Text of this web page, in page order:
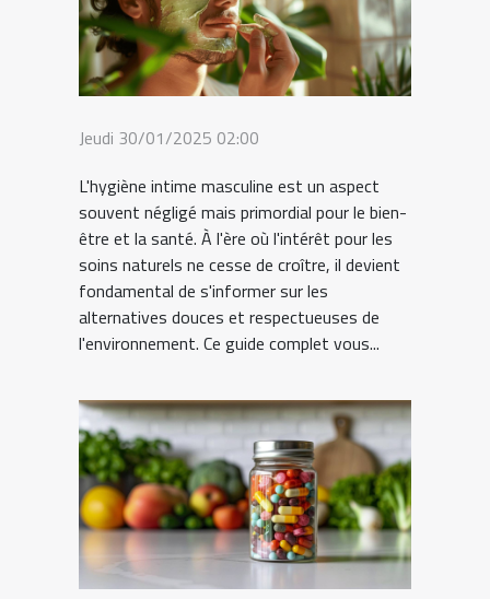
Jeudi 30/01/2025 02:00
L'hygiène intime masculine est un aspect
souvent négligé mais primordial pour le bien-
être et la santé. À l'ère où l'intérêt pour les
soins naturels ne cesse de croître, il devient
fondamental de s'informer sur les
alternatives douces et respectueuses de
l'environnement. Ce guide complet vous...